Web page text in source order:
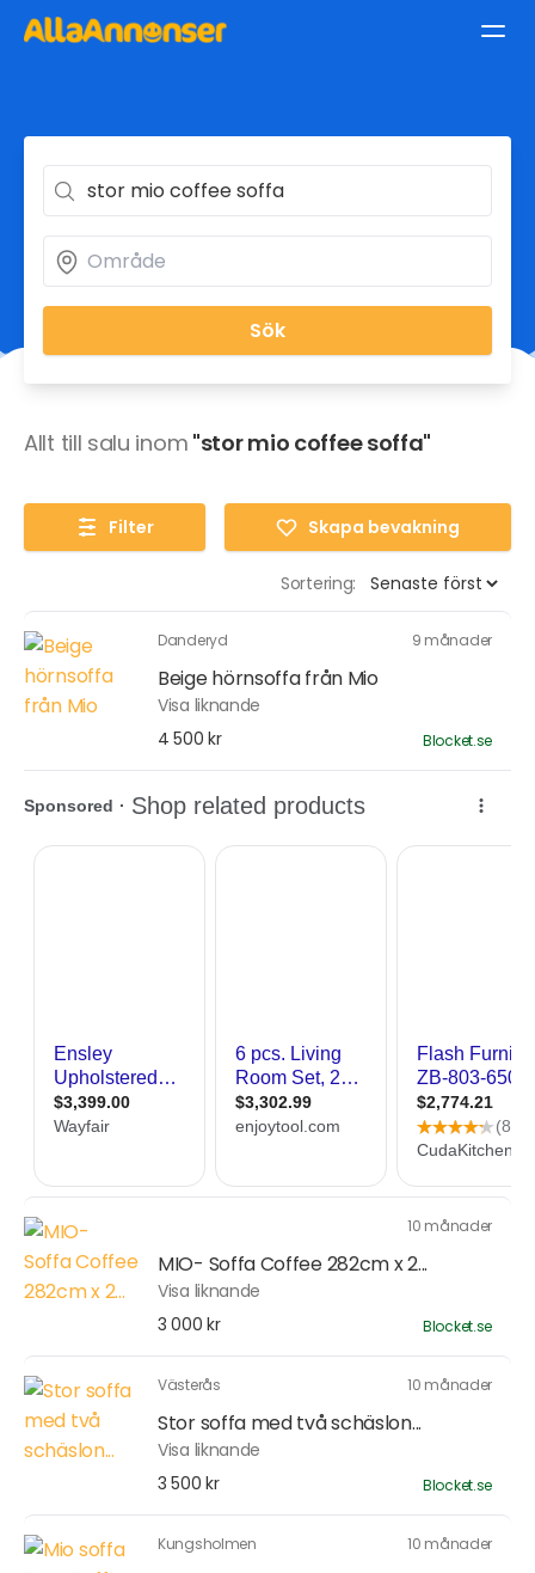
Sök
Allt till salu inom "stor mio coffee soffa"
Filter Skapa bevakning
Sortering:
Danderyd 9 månader
Beige hörnsoffa från Mio
Visa liknande
4 500 kr
Blocket.se
10 månader
MIO- Soffa Coffee 282cm x 2...
Visa liknande
3 000 kr
Blocket.se
Västerås 10 månader
Stor soffa med två schäslon...
Visa liknande
3 500 kr
Blocket.se
Kungsholmen 10 månader